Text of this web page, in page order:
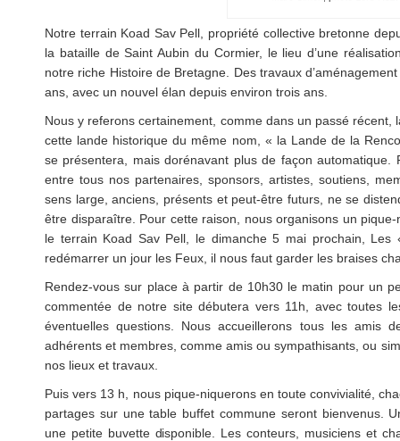
Notre terrain Koad Sav Pell, propriété collective bretonne
la bataille de Saint Aubin du Cormier, le lieu d’une
notre riche Histoire de Bretagne. Des travaux
ans, avec un nouvel élan depuis environ trois ans.
Nous y referons certainement, comme dans un passé
cette lande historique du même nom, « la Lande de la
se présentera, mais dorénavant plus de façon
entre tous nos partenaires, sponsors, artistes, soutiens,
sens large, anciens, présents et peut-être futurs, ne se
être disparaître. Pour cette raison, nous organisons un
le terrain Koad Sav Pell, le dimanche 5 mai prochain,
redémarrer un jour les Feux, il nous faut garder les braises
Rendez-vous sur place à partir de 10h30 le matin pour un
commentée de notre site débutera vers 11h, avec toutes
éventuelles questions. Nous accueillerons tous les amis
adhérents et membres, comme amis ou sympathisants, ou
nos lieux et travaux.
Puis vers 13 h, nous pique-niquerons en toute convivialité,
partages sur une table buffet commune seront bienvenus.
une petite buvette disponible. Les conteurs, musiciens et